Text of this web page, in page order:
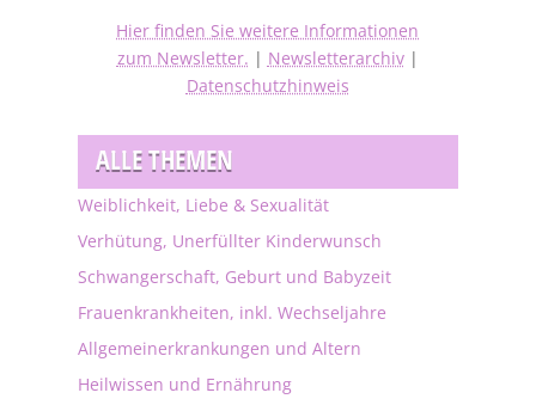
Hier finden Sie weitere Informationen
zum Newsletter. | Newsletterarchiv|
Datenschutzhinweis
ALLE THEMEN
Weiblichkeit, Liebe & Sexualität
Verhütung, Unerfüllter Kinderwunsch
Schwangerschaft, Geburt und Babyzeit
Frauenkrankheiten, inkl. Wechseljahre
Allgemeinerkrankungen und Altern
Heilwissen und Ernährung